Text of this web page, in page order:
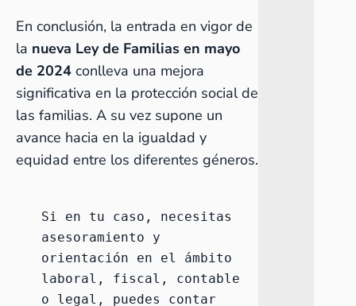
En conclusión, la entrada en vigor de
la nueva Ley de Familias en mayo
de 2024 conlleva una mejora
significativa en la protección social de
las familias. A su vez supone un
avance hacia en la igualdad y
equidad entre los diferentes géneros.
Si en tu caso, necesitas
asesoramiento y
laboral , fiscal , contable
o legal , puedes contar